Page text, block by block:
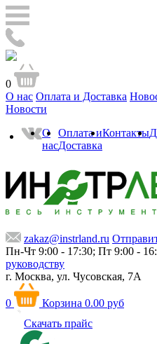
0
О нас Оплата и Доставка
Новости
О
нас
Оплата и
Доставка
Контакты
zakaz@instrland.ru
Пн-Чт 9:00 - 17:30; Пт 9:00 -
руководству
г. Москва, ул. Чусовская, 7А
0 Корзина 0.00 руб
Скачать прайс